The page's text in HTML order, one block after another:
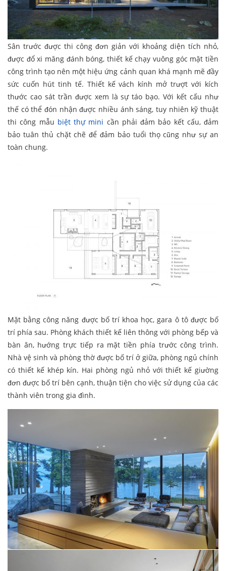
Sân trước được thi công đơn giản với khoảng diện tích nhỏ,
được đổ xi măng đánh bóng, thiết kế chạy vuông góc mặt tiền
công trình tạo nên một hiệu ứng cảnh quan khá mạnh mẽ đầy
sức cuốn hút tinh tế. Thiết kế vách kính mở trượt với kích
thước cao sát trần được xem là sự táo bạo. Với kết cấu như
thế có thể đón nhận được nhiều ánh sáng, tuy nhiên kỹ thuật
thi công mẫu biệt thự mini cần phải đảm bảo kết cấu, đảm
bảo tuân thủ chặt chẽ để đảm bảo tuổi thọ cũng như sự an
toàn chung.
Mặt bằng công năng được bố trí khoa học, gara ô tô được bố
trí phía sau. Phòng khách thiết kế liên thông với phòng bếp và
bàn ăn, hướng trực tiếp ra mặt tiền phía trước công trình.
Nhà vệ sinh và phòng thờ được bố trí ở giữa, phòng ngủ chính
có thiết kế khép kín. Hai phòng ngủ nhỏ với thiết kế giường
đơn được bố trí bên cạnh, thuận tiện cho việc sử dụng của các
thành viên trong gia đình.